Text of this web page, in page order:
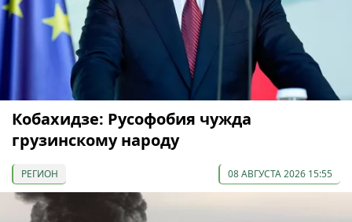
Кобахидзе: Русофобия чужда
грузинскому народу
РЕГИОН 08 АВГУСТА 2026 15:55